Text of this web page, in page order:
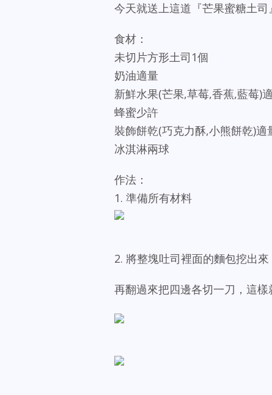
今天就送上這道『芒果蜜糖土司
食材：
未切片方形土司1個
奶油適量
新鮮水果(芒果,草莓,香蕉,藍莓)
蜂蜜少許
裝飾餅乾(巧克力酥,小熊餅乾)適
冰淇淋兩球
作法：
1. 準備所有材料
2. 將整塊吐司裡面的麵包挖出
再翻過來把四邊各切一刀，這